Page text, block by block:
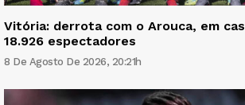
Vitória: derrota com o Arouca, em
18.926 espectadores
8 De Agosto De 2026, 20:21h